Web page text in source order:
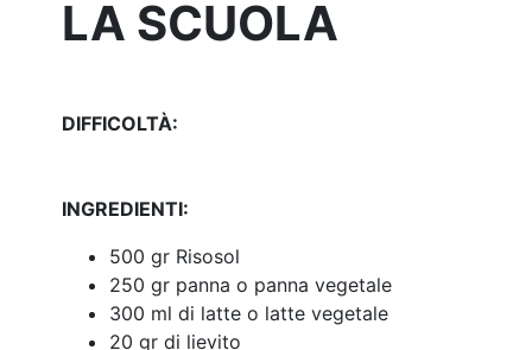
LA SCUOLA
DIFFICOLTÀ:
INGREDIENTI:
500 gr Risosol
250 gr panna o panna vegetale
300 ml di latte o latte vegetale
20 gr di lievito